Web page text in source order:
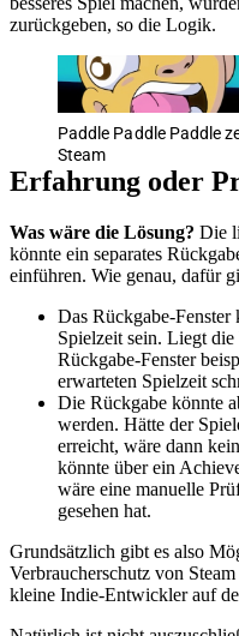
zurückgeben, so die Logik.
Paddle Paddle Paddle
Steam
Erfahrung oder
Was wäre die Lösung? Die
könnte ein separates
einführen. Wie genau, dafür
Das Rückgabe-Fenster
Spielzeit sein. Liegt
Rückgabe-Fenster
erwarteten Spielzeit
Die Rückgabe könnte
werden. Hätte der
erreicht, wäre dann
könnte über ein
wäre eine manuelle
gesehen hat.
Grundsätzlich gibt es also
Verbraucherschutz von
kleine Indie-Entwickler auf